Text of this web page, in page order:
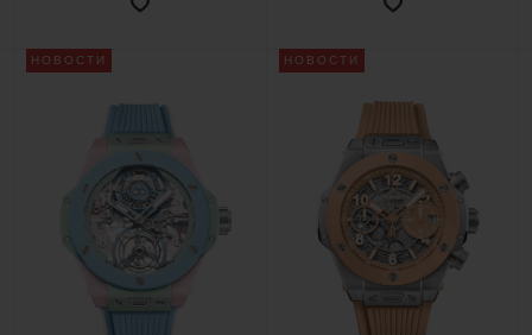
НОВОСТИ НОВОСТИ
ПОДАРОЧНЫЙ ЧЕХОЛ
КОНТАКТЫ